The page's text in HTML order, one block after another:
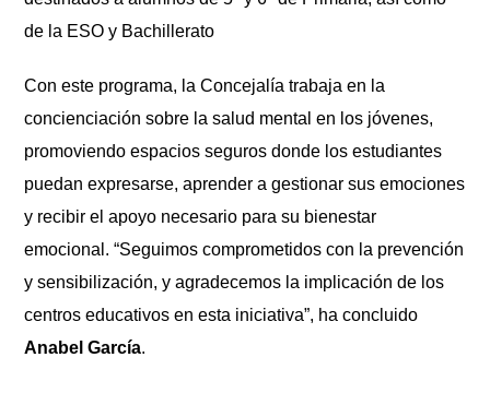
de la ESO y Bachillerato
Con este programa, la Concejal ía trabaja en la
concienciación sobre la salud mental en los jóvenes,
promoviendo espacios seguros donde los estudiantes
puedan expresarse, aprender a gestionar sus emociones
y recibir el apoyo necesario para su bienestar
emocional. “Seguimos comprometidos con la prevención
y sensibilización, y agradecemos la implicación de los
centros educativos en esta iniciativa”, ha concluido
Anabel García.